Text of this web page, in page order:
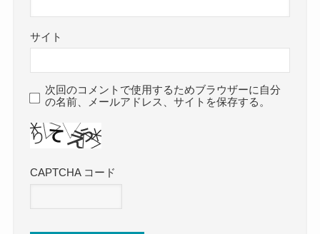
サイト
次回のコメントで使用するためブラウザーに自分
の名前、メールアドレス、サイトを保存する。
CAPTCHA コード